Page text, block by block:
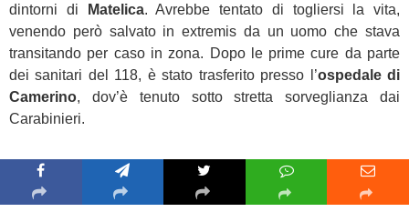
dintorni di
Matelica. Avrebbe tentato di togliersi la vita,
venendo però salvato in extremis da un uomo che stava
transitando per caso in zona. Dopo le prime cure da parte
dei sanitari del 118, è stato trasferito presso l’ospedale di
Camerino, dov’è tenuto sotto stretta sorveglianza dai
Carabinieri.